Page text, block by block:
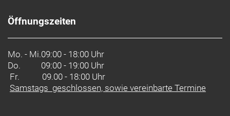
Öffnungszeiten
Mo. - Mi.09:00 - 18:00 Uhr
Do.
09:00 - 19:00 Uhr
Fr. 09.00 - 18:00 Uhr
Samstags geschlossen, sowie vereinbarte Termine